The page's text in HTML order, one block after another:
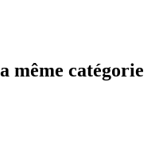
même catégorie